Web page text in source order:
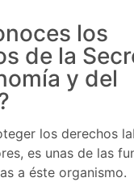
los
de la
y del
los derechos
es unas de las
a éste organismo.